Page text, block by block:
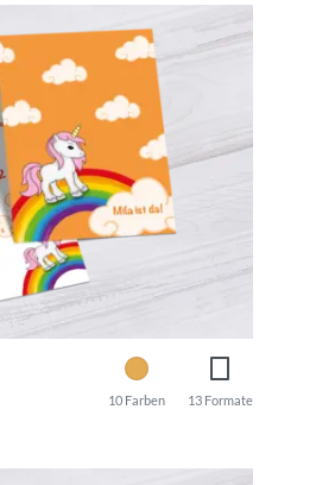
13 Formate
10 Farben